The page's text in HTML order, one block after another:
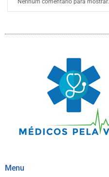
Nenhum comentário para mostrar.
Menu